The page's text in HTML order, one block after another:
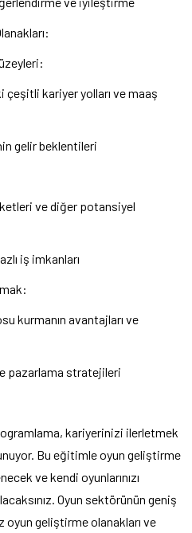
kariyer yolları ve maaş
gelir beklentileri
ve diğer potansiyel
iş imkanları
kurmanın avantajları ve
pazarlama stratejileri
kariyerinizi ilerletmek
Bu eğitimle oyun geliştirme
ve kendi oyunlarınızı
Oyun sektörünün geniş
oyun geliştirme olanakları ve